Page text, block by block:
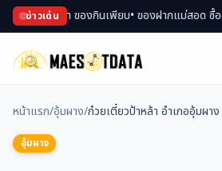
ข่าวเด่น
า ของกินเพียบ• ของฝากแม่สอด ซื้ออะไรดี? รวม
หน้าแรก/อุ้มผาง/ก๋วยเตี๋ยวป้าหล้า อำเภออุ้มผาง
อุ้มผาง